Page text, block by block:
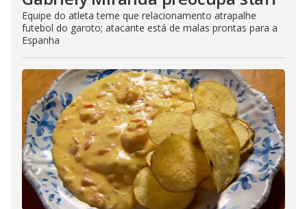
Equipe do atleta teme que relacionamento atrapalhe
futebol do garoto; atacante está de malas prontas para a
Espanha